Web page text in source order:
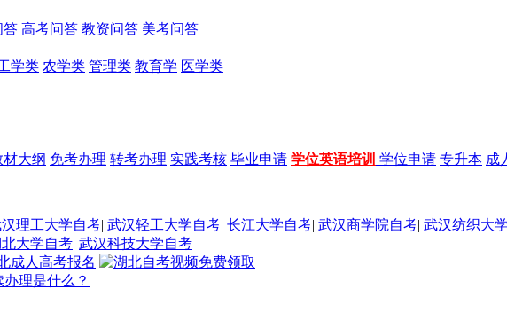
答 高考问答 教资问答 美考问答
学类 农学类 管理类 教育学 医学类
材大纲 免考办理 转考办理 实践考核 毕业申请 学位英语培训 学位申请 专升本 成
理工大学自考| 武汉轻工大学自考| 长江大学自考| 武汉商学院自考| 武汉纺织大
大学自考| 武汉科技大学自考
理是什么？